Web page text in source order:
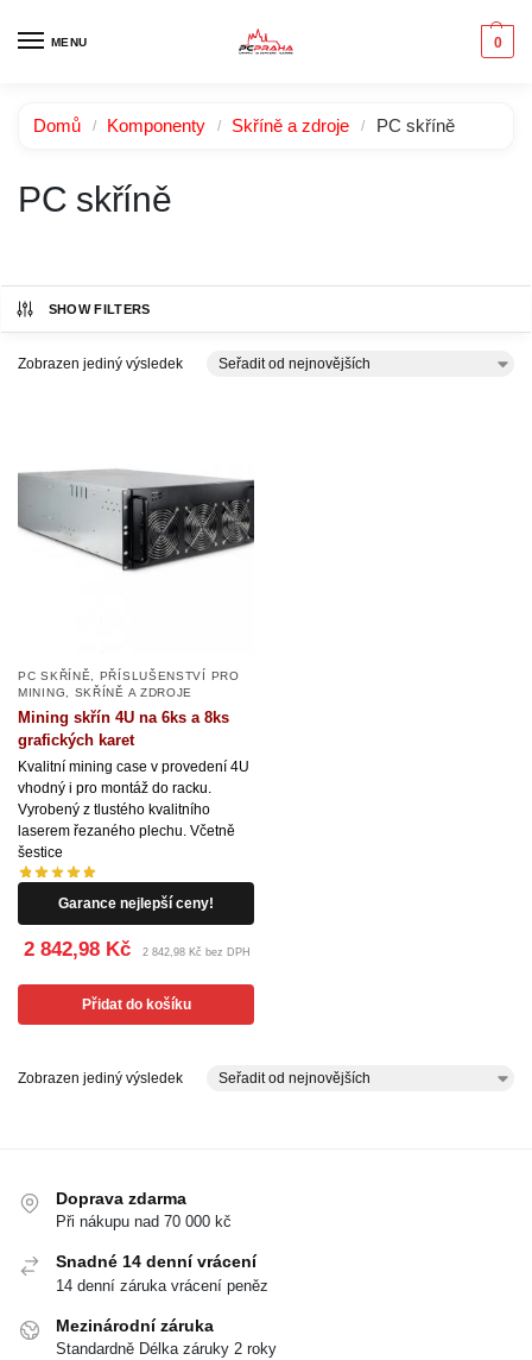
MENU 0
Domů / Komponenty / Skříně a zdroje / PC skříně
PC skříně
SHOW FILTERS
Zobrazen jediný výsledek
PC SKŘÍNĚ, PŘÍSLUŠENSTVÍ PRO
MINING, SKŘÍNĚ A ZDROJE
Mining skřín 4U na 6ks a 8ks
grafických karet
Kvalitní mining case v provedení 4U
vhodný i pro montáž do racku.
Vyrobený z tlustého kvalitního
laserem řezaného plechu. Včetně
šestice
Garance nejlepší ceny!
2 842,98 Kč 2 842,98 Kč bez DPH
Přidat do košíku
Zobrazen jediný výsledek
Doprava zdarma
Při nákupu nad 70 000 kč
Snadné 14 denní vrácení
14 denní záruka vrácení peněz
Mezinárodní záruka
Standardně Délka záruky 2 roky